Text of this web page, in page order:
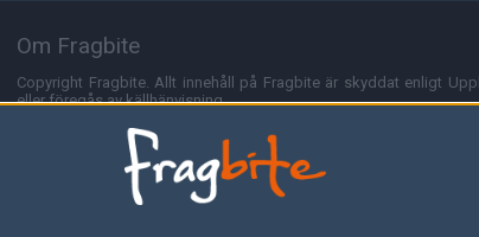
Om Fragbite
Copyright Fragbite. Allt innehåll på Fragbite är skyddat enligt
eller föregås av källhänvisning.
Alla åsikter uttryckta på Fragbite representerar varje enskild
Programmering och design av Fredric Bohlin. För frågor rörande